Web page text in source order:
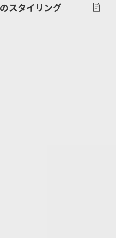
のスタイリング